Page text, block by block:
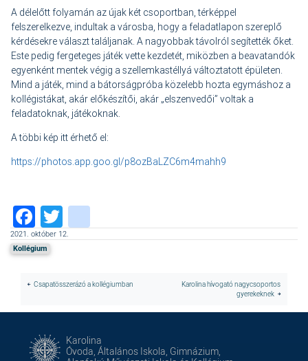
A délelőtt folyamán az újak két csoportban, térképpel
felszerelkezve, indultak a városba, hogy a feladatlapon szereplő
kérdésekre választ találjanak. A nagyobbak távolról segítették őket.
Este pedig fergeteges játék vette kezdetét, miközben a beavatandók
egyenként mentek végig a szellemkastéllyá változtatott épületen.
Mind a játék, mind a bátorságpróba közelebb hozta egymáshoz a
kollégistákat, akár előkészítői, akár „elszenvedői” voltak a
feladatoknak, játékoknak.
A többi kép itt érhető el:
https://photos.app.goo.gl/p8ozBaLZC6m4mahh9
Facebook
Twitter
2021. október 12.
Kollégium
Csapatösszerázó a kollégiumban
Karolina hívogató nagycsoportos
gyerekeknek
Karolina
Óvoda, Általános Iskola, Gimnázium,